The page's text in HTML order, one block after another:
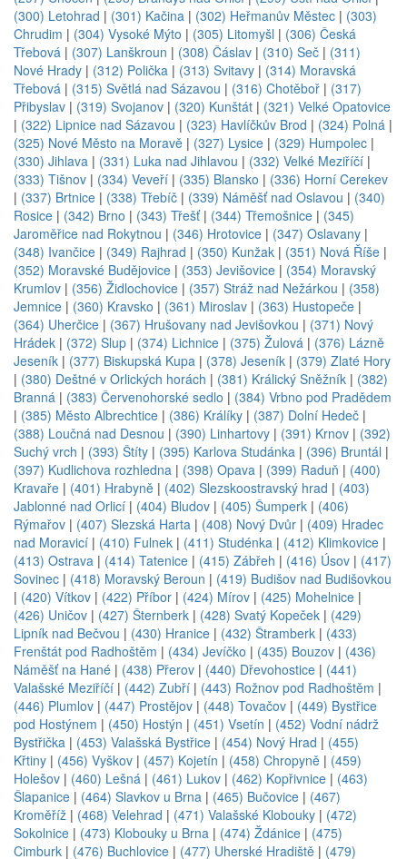
(300) Letohrad | (301) Kačina | (302) Heřmanův Městec | (303)
Chrudim | (304) Vysoké Mýto | (305) Litomyšl | (306) Česká
Třebová | (307) Lanškroun | (308) Čáslav | (310) Seč | (311)
Nové Hrady | (312) Polička | (313) Svitavy | (314) Moravská
Třebová | (315) Světlá nad Sázavou | (316) Chotěboř | (317)
Přibyslav | (319) Svojanov | (320) Kunštát | (321) Velké Opatovice
| (322) Lipnice nad Sázavou | (323) Havlíčkův Brod | (324) Polná |
(325) Nové Město na Moravě | (327) Lysice | (329) Humpolec |
(330) Jihlava | (331) Luka nad Jihlavou | (332) Velké Meziříčí |
(333) Tišnov | (334) Veveří | (335) Blansko | (336) Horní Cerekev
| (337) Brtnice | (338) Třebíč | (339) Náměšť nad Oslavou | (340)
Rosice | (342) Brno | (343) Třešť| (344) Třemošnice | (345)
Jaroměřice nad Rokytnou | (346) Hrotovice | (347) Oslavany |
(348) Ivančice | (349) Rajhrad | (350) Kunžak | (351) Nová Říše |
(352) Moravské Budějovice | (353) Jevišovice | (354) Moravský
Krumlov | (356) Židlochovice | (357) Stráž nad Nežárkou | (358)
Jemnice | (360) Kravsko | (361) Miroslav | (363) Hustopeče |
(364) Uherčice | (367) Hrušovany nad Jevišovkou | (371) Nový
Hrádek | (372) Slup | (374) Lichnice | (375) Žulová | (376) Lázně
Jeseník | (377) Biskupská Kupa | (378) Jeseník | (379) Zlaté Hory
| (380) Deštné v Orlických horách | (381) Králický Sněžník | (382)
Branná | (383) Červenohorské sedlo | (384) Vrbno pod Pradědem
| (385) Město Albrechtice | (386) Králíky | (387) Dolní Hedeč |
(388) Loučná nad Desnou | (390) Linhartovy | (391) Krnov | (392)
Suchý vrch | (393) Štíty | (395) Karlova Studánka | (396) Bruntál |
(397) Kudlichova rozhledna | (398) Opava | (399) Raduň | (400)
Kravaře | (401) Hrabyně | (402) Slezskoostravský hrad | (403)
Jablonné nad Orlicí | (404) Bludov | (405) Šumperk | (406)
Rýmařov | (407) Slezská Harta | (408) Nový Dvůr | (409) Hradec
nad Moravicí | (410) Fulnek | (411) Studénka | (412) Klimkovice |
(413) Ostrava | (414) Tatenice | (415) Zábřeh | (416) Úsov | (417)
Sovinec | (418) Moravský Beroun | (419) Budišov nad Budišovkou
| (420) Vítkov | (422) Příbor | (424) Mírov | (425) Mohelnice |
(426) Uničov | (427) Šternberk | (428) Svatý Kopeček | (429)
Lipník nad Bečvou | (430) Hranice | (432) Štramberk | (433)
Frenštát pod Radhoštěm | (434) Jevíčko | (435) Bouzov | (436)
Náměšť na Hané | (438) Přerov | (440) Dřevohostice | (441)
Valašské Meziříčí | (442) Zubří | (443) Rožnov pod Radhoštěm |
(446) Plumlov | (447) Prostějov | (448) Tovačov | (449) Bystřice
pod Hostýnem | (450) Hostýn | (451) Vsetín | (452) Vodní nádrž
Bystřička | (453) Valašská Bystřice | (454) Nový Hrad | (455)
Křtiny | (456) Vyškov | (457) Kojetín | (458) Chropyně | (459)
Holešov | (460) Lešná | (461) Lukov | (462) Kopřivnice | (463)
Šlapanice | (464) Slavkov u Brna | (465) Bučovice | (467)
Kroměříž | (468) Velehrad | (471) Valašské Klobouky | (472)
Sokolnice | (473) Klobouky u Brna | (474) Ždánice | (475)
Cimburk | (476) Buchlovice | (477) Uherské Hradiště | (479)